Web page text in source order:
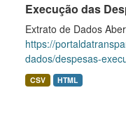
Execução das
Extrato de Dados
https://
dados/despesas-
CSV HTML